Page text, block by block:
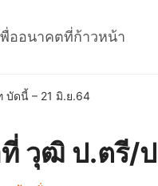
ออนาคตที่ก้าวหน้า
บัดนี้ – 21 มิ.ย.64
วุฒิ ป.ตรี/